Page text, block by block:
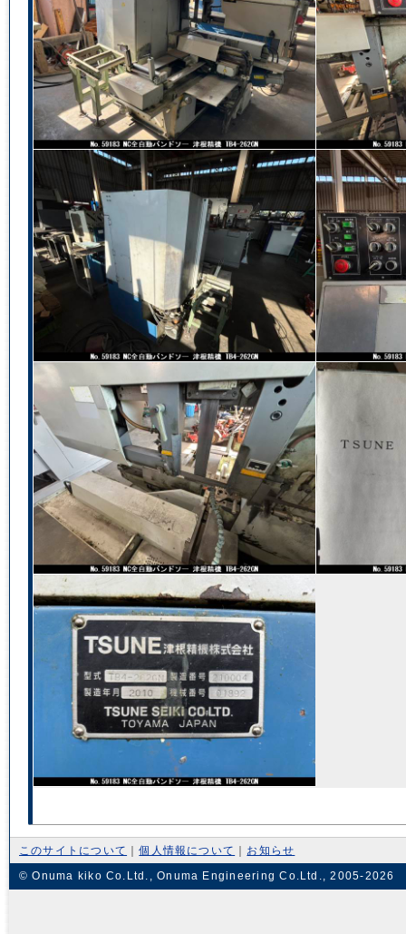
このサイトについて ｜個人情報について ｜ お知らせ
© Onuma kiko Co.Ltd., Onuma Engineering Co.Ltd., 2005-2026